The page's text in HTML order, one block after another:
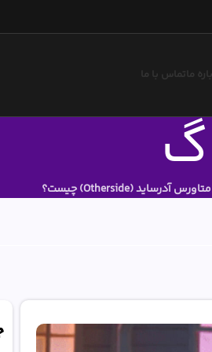
ماتماس با ما
متاورس آدرساید (Otherside) چیست؟